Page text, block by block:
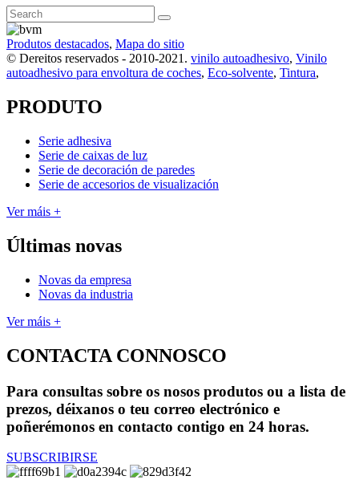
Produtos destacados, Mapa do sitio
© Dereitos reservados - 2010-2021. vinilo autoadhesivo, Vinilo
autoadhesivo para envoltura de coches, Eco-solvente, Tintura,
PRODUTO
Serie adhesiva
Serie de caixas de luz
Serie de decoración de paredes
Serie de accesorios de visualización
Ver máis +
Últimas novas
Novas da empresa
Novas da industria
Ver máis +
CONTACTA CONNOSCO
Para consultas sobre os nosos produtos ou a lista de
prezos, déixanos o teu correo electrónico e
poñerémonos en contacto contigo en 24 horas.
SUBSCRIBIRSE